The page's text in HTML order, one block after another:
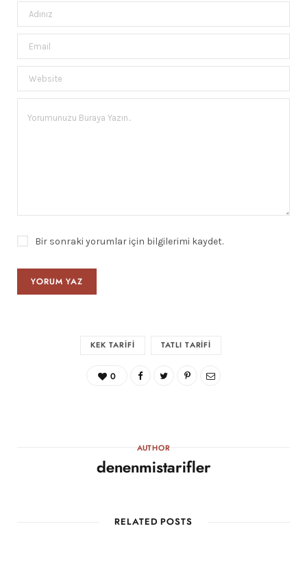
Bir sonraki yorumlar için bilgilerimi kaydet.
KEK TARIFI TATLI TARIFI
0
AUTHOR
denenmistarifler
RELATED POSTS